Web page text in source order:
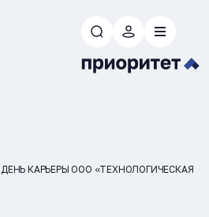
ДЕНЬ КАРЬЕРЫ ООО «ТЕХНОЛОГИЧЕСКАЯ